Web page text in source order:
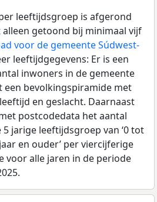
leeftijdsgroep is afgerond
getoond bij minimaal vijf
voor de gemeente Súdwest-
leeftijdgegevens: Er is een
inwoners in de gemeente
een bevolkingspiramide met
en geslacht. Daarnaast
postcodedata het aantal
jarige leeftijdsgroep van ‘0 tot
en ouder’ per viercijferige
voor alle jaren in de periode